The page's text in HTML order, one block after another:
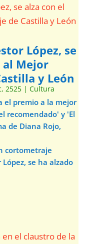
López, se
al Mejor
y León
2525| Cultura
el premio a la mejor
recomendado' y 'El
de Diana Rojo,
cortometraje
se ha alzado